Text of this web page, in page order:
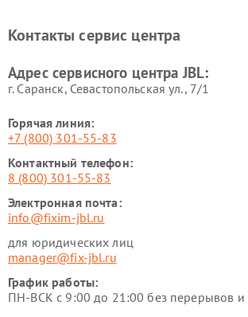
Контакты сервис центра
Адрес сервисного центра JBL:
г. Саранск, Севастопольская ул., 7/1
Горячая линия:
+7 (800) 301-55-83
Контактный телефон:
8 (800) 301-55-83
Электронная почта:
info@fixim-jbl.ru
для юридических лиц
manager@fix-jbl.ru
График работы:
ПН-ВСК с 9:00 до 21:00 без перерывов